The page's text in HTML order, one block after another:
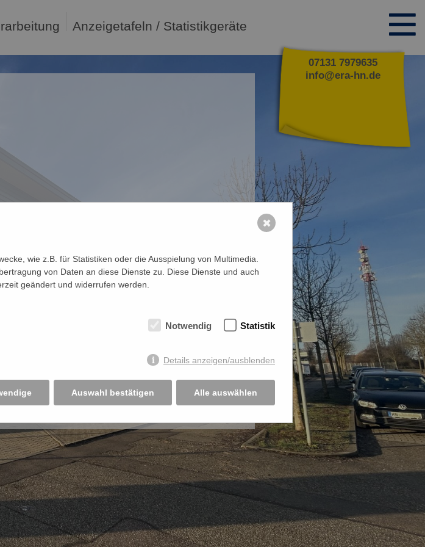
07131 7979635
info@era-hn.de
Anzeigetafeln / Statistikgeräte
wie z.B. für Statistiken oder die Ausspielung von Multimedia.
von Daten an diese Dienste zu. Diese Dienste und auch
geändert und widerrufen werden.
Notwendig Statistik
Details anzeigen/ausblenden
Auswahl bestätigen Alle auswählen
✖